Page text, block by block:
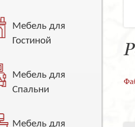
Мебель для
Гостиной
Мебель для
Спальни
Мебель для